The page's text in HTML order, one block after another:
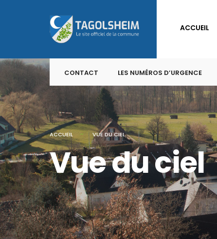
to
content
ACCUEIL
CONTACT LES NUMÉROS D’URGENCE
ACCUEIL VUE DU CIEL
Vue du ciel